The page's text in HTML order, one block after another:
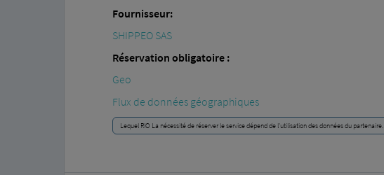
Fournisseur:
SHIPPEO SAS
Réservation obligatoire :
Geo
Flux de données géographiques
Lequel RIO La nécessité de réserver le service dépend de l'utilisation des données du partenaire.